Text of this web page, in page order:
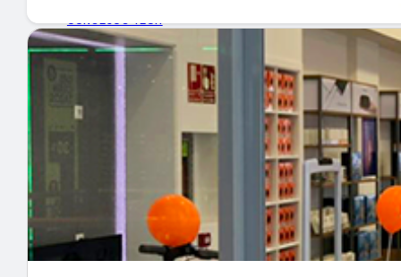
MERCADOS Y TENDENCIAS
EVENTOS
HEMEROTECA
Encuentra tu noticia